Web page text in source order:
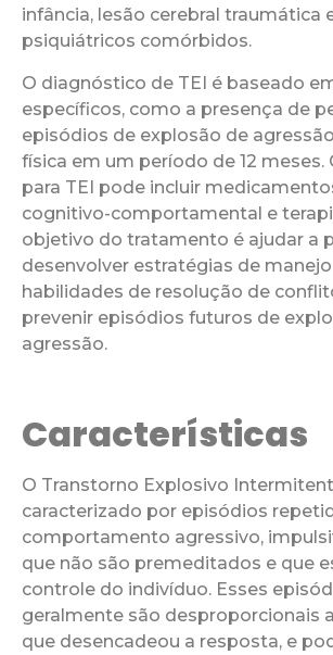
infância, lesão cerebral traumática
psiquiátricos comórbidos.
O diagnóstico de TEI é baseado
específicos, como a presença de
episódios de explosão de
física em um período de 12
para TEI pode incluir
cognitivo-comportamental e
objetivo do tratamento é ajudar a
desenvolver estratégias de
habilidades de resolução de
prevenir episódios futuros de
agressão.
Características
O Transtorno Explosivo
caracterizado por episódios
comportamento agressivo,
que não são premeditados e que
controle do indivíduo. Esses
geralmente são desproporcionais
que desencadeou a resposta, e